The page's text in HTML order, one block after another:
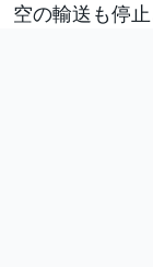
空の輸送も停